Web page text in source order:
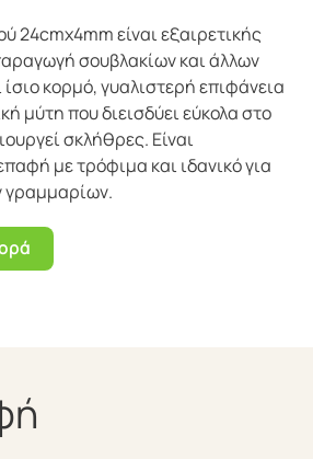
24cmx4mm είναι εξαιρετικής
σουβλακίων και άλλων
κορμό, γυαλιστερή επιφάνεια
μύτη που διεισδύει εύκολα στο
σκλήθρες. Είναι
με τρόφιμα και ιδανικό για
γραμμαρίων.